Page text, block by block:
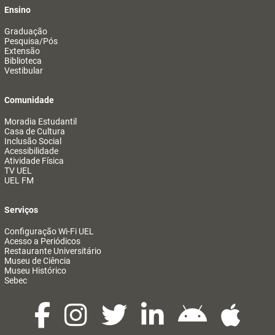
Ensino
Graduação
Pesquisa/Pós
Extensão
Biblioteca
Vestibular
Comunidade
Moradia Estudantil
Casa de Cultura
Inclusão Social
Acessibilidade
Atividade Física
TV UEL
UEL FM
Serviços
Configuração Wi-Fi UEL
Acesso a Periódicos
Restaurante Universitário
Museu de Ciência
Museu Histórico
Sebec